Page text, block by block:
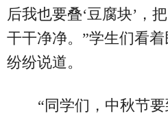
后我也要叠‘豆腐块’，
干干净净。”学生们看
纷纷说道。
“同学们，中秋节